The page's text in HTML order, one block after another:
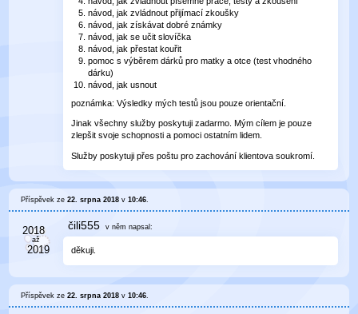
návod, jak zvládnout přijímací zkoušky
návod, jak získávat dobré známky
návod, jak se učit slovíčka
návod, jak přestat kouřit
pomoc s výběrem dárků pro matky a otce (test vhodného
dárku)
návod, jak usnout
poznámka: Výsledky mých testů jsou pouze orientační.
Jinak všechny služby poskytuji zadarmo. Mým cílem je pouze
zlepšit svoje schopnosti a pomoci ostatním lidem.
Služby poskytuji přes poštu pro zachování klientova soukromí.
Příspěvek ze22. srpna 2018 v10:46
čili555 v něm napsal:
děkuji.
Příspěvek ze22. srpna 2018 v10:46.